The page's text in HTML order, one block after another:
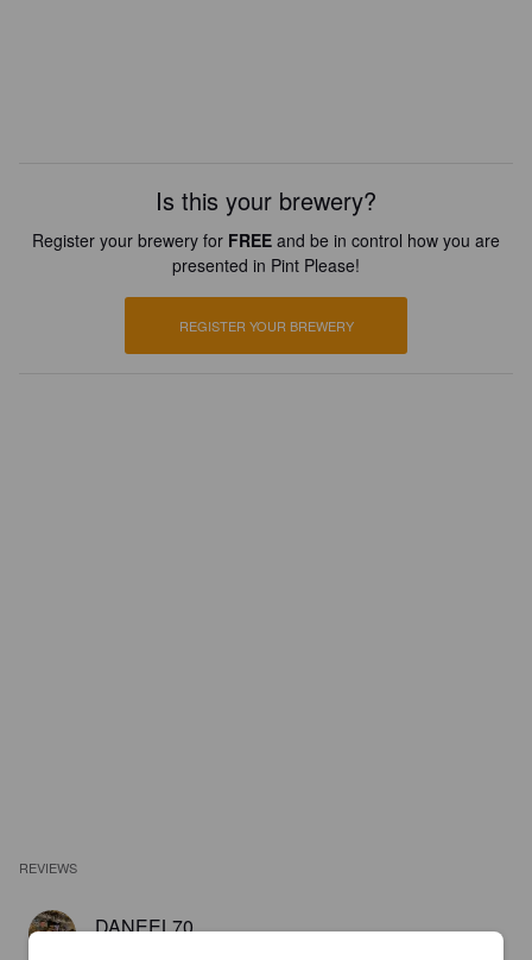
Is this your brewery?
Register your brewery for FREE and be in control how you are
presented in Pint Please!
REGISTER YOUR BREWERY
REVIEWS
DANEEL70 2 years ago